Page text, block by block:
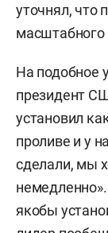
уточнял, что
масштабного
На подобное
президент
установил
проливе и у
сделали, мы
якобы